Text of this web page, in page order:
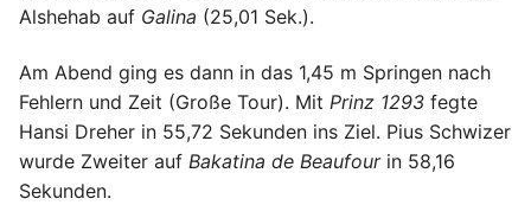
Alshehab auf Galina (25,01 Sek.).
Am Abend ging es dann in das 1,45 m Springen nach
Fehlern und Zeit (Große Tour). Mit Prinz 1293 fegte
Hansi Dreher in 55,72 Sekunden ins Ziel. Pius Schwizer
wurde Zweiter auf Bakatina de Beaufourin 58,16
Sekunden.